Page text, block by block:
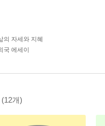
의 자세와 지혜
국 에세이
(12개)